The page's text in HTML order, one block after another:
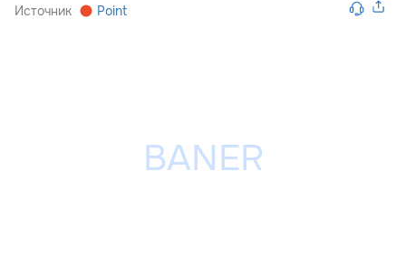
Источник Point